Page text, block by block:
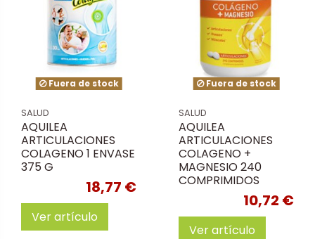
Fuera de stock
SALUD
AQUILEA
ARTICULACIONES
COLAGENO 1 ENVASE
375 G
18,77 €
Ver artículo
Fuera de stock
SALUD
AQUILEA
ARTICULACIONES
COLAGENO +
MAGNESIO 240
COMPRIMIDOS
10,72 €
Ver artículo